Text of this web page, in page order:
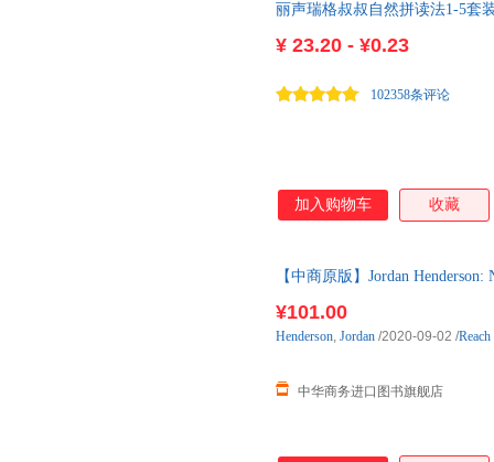
丽声瑞格叔叔自然拼读法1-5套
¥ 23.20 - ¥0.23
102358条评论
加入购物车 收藏
【中商原版】Jordan
¥101.00
中华商务进口图书旗舰店
Henderson, Jordan /2020-09-02 /